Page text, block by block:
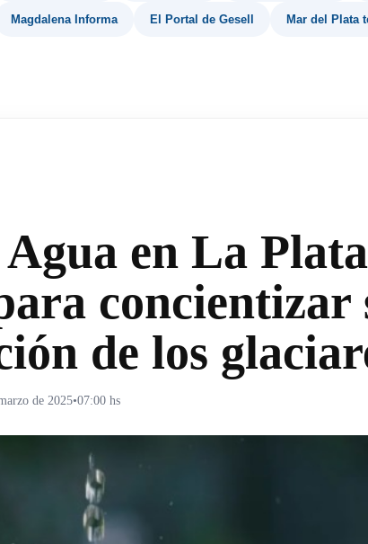
Magdalena Informa El Portal de Gesell Mar del Plata
en La
concientizar
de los
de 2025•07:00 hs